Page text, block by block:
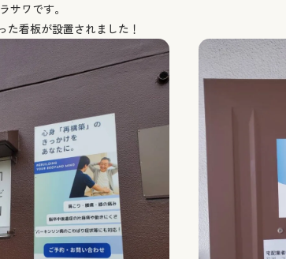
サワです。
た看板が設置されました！